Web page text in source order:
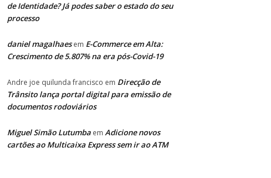
de Identidade? Já podes saber o estado do seu
processo
daniel magalhaesem E-Commerce em Alta:
Crescimento de 5.807% na era pós-Covid-19
Andre joe quilunda francisco em Direcção de
Trânsito lança portal digital para emissão de
documentos rodoviários
Miguel Simão Lutumba em Adicione novos
cartões ao Multicaixa Express sem ir ao ATM